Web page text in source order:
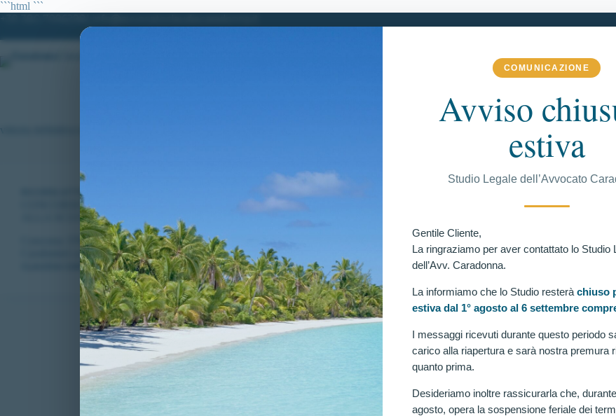
```html
COMUNICAZIONE
Avviso
estiva
Studio Legale dell’Avvocato
Gentile Cliente,
La ringraziamo per aver contattato lo Studio
dell’Avv. Caradonna.
La informiamo che lo Studio resterà chiuso
estiva dal 1° agosto al 6 settembre
I messaggi ricevuti durante questo periodo
carico alla riapertura e sarà nostra premura
quanto prima.
Desideriamo inoltre rassicurarla che,
agosto, opera la sospensione feriale dei
```
contenuto
RICORSI ATTIVI
CONCORSO 3700 ALLIEVI CARABINIERI: NUOVA VITTORIA DEFINITIVA AL TAR LAZIO! AMMESSO
ALLA SCUOLA ALLIEVI CARABINIERI CANDIDATO ESCLUSO PER MASSA GRASSA.
Concorso 3700 Allievi Carabinieri: ottenuta un’altra vittoria definitiva al Tar Lazio! Ammesso alla Scuola Allievi
Carabinieri candidato escluso per massa grassa!
CLAUDIA CARADONNA APRILE 27, 2020